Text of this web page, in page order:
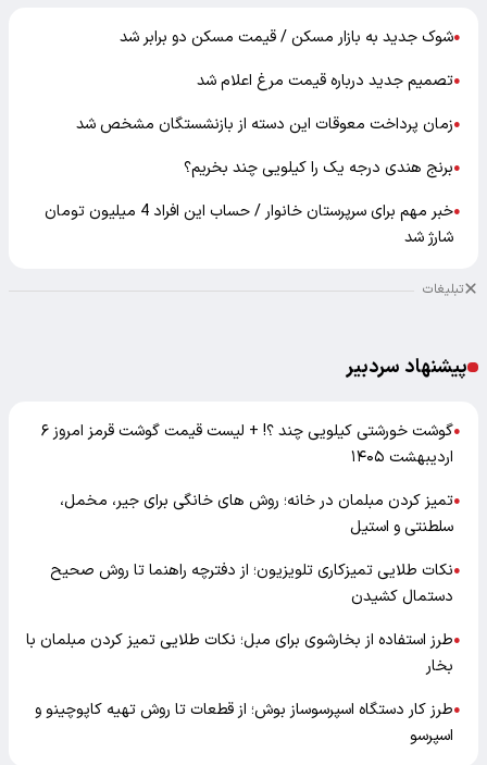
●شوک جدید به بازار مسکن / قیمت مسکن دو برابر شد
●تصمیم جدید درباره قیمت مرغ اعلام شد
●زمان پرداخت معوقات این دسته از بازنشستگان مشخص شد
●برنج هندی درجه یک را کیلویی چند بخریم؟
●
خبر مهم برای سرپرستان خانوار / حساب این افراد 4 میلیون تومان
شارژ شد
تبلیغات
پیشنهاد سردبیر
●
گوشت خورشتی کیلویی چند ؟! + لیست قیمت گوشت قرمز امروز ۶
اردیبهشت ۱۴۰۵
●تمیز کردن مبلمان در خانه؛ روش های خانگی برای جیر، مخمل،
سلطنتی و استیل
●نکات طلایی تمیزکاری تلویزیون؛ از دفترچه راهنما تا روش صحیح
دستمال کشیدن
●طرز استفاده از بخارشوی برای مبل؛ نکات طلایی تمیز کردن مبلمان با
بخار
●طرز کار دستگاه اسپرسوساز بوش؛ از قطعات تا روش تهیه کاپوچینو و
اسپرسو